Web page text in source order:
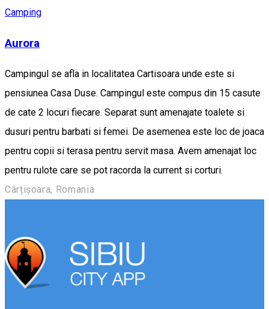
Camping
Aurora
Campingul se afla in localitatea Cartisoara unde este si
pensiunea Casa Duse. Campingul este compus din 15 casute
de cate 2 locuri fiecare. Separat sunt amenajate toalete si
dusuri pentru barbati si femei. De asemenea este loc de joaca
pentru copii si terasa pentru servit masa. Avem amenajat loc
pentru rulote care se pot racorda la current si corturi.
Cârțișoara, Romania